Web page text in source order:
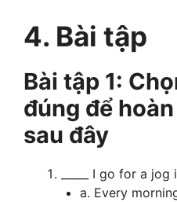
4. Bài tập
Bài tập 1:
đúng để
sau đây
_____ I go for a
a. Every